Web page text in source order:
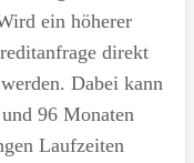
ein höherer
direkt
Dabei kann
96 Monaten
Laufzeiten